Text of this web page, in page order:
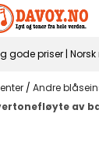
gode priser | Norsk
/ Andre
av